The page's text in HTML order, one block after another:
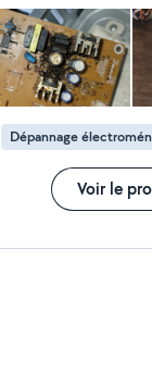
Analyses
personnalisés. Création et suivi de projets : Gestion
complète,
rigoureux. Services techniques : Installation,
maintenance et
et automatisés. Assistance pratique : Réparations
électriques,
bricolage. Pourquoi me choisir ? Mon expertise en
entrepreneuriat et
efficaces,
succès, que ce soit
Dépannage
Voir le